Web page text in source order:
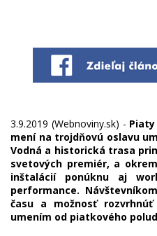
3.9.2019 (Webnoviny.sk) -
mení na trojdňovú oslavu
Vodná a historická trasa
svetových premiér, a
inštalácií ponúknu aj
performance.
času a možnosť
umením od piatkového